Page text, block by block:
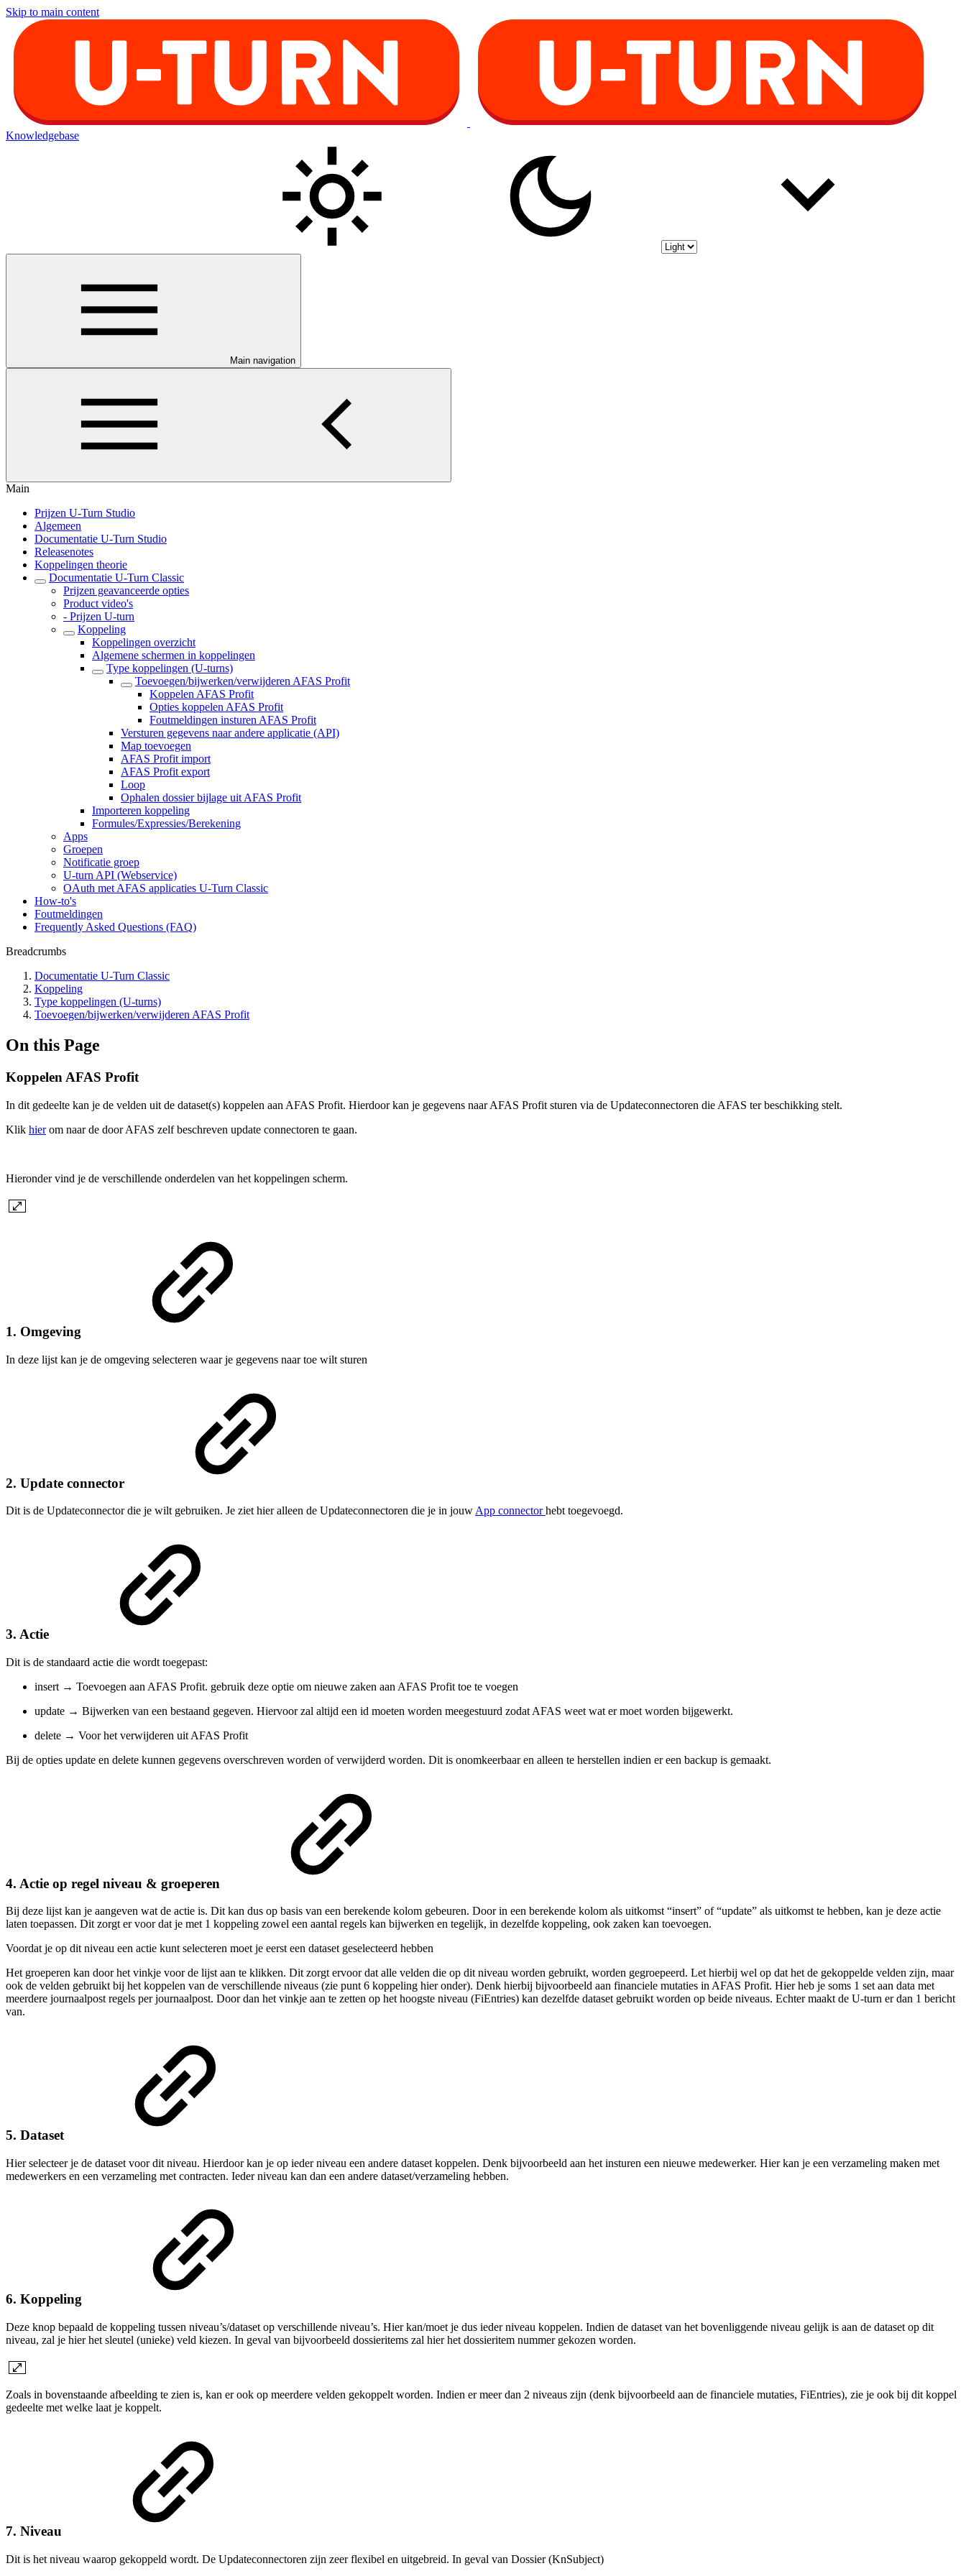
Skip to main content
Knowledgebase
Main navigation
Main
Prijzen U-Turn Studio
Algemeen
Documentatie U-Turn Studio
Releasenotes
Koppelingen theorie
Documentatie U-Turn Classic
Prijzen geavanceerde opties
Product video's
- Prijzen U-turn
Koppeling
Koppelingen overzicht
Algemene schermen in koppelingen
Type koppelingen (U-turns)
Toevoegen/bijwerken/verwijderen AFAS Profit
Koppelen AFAS Profit
Opties koppelen AFAS Profit
Foutmeldingen insturen AFAS Profit
Versturen gegevens naar andere applicatie (API)
Map toevoegen
AFAS Profit import
AFAS Profit export
Loop
Ophalen dossier bijlage uit AFAS Profit
Importeren koppeling
Formules/Expressies/Berekening
Apps
Groepen
Notificatie groep
U-turn API (Webservice)
OAuth met AFAS applicaties U-Turn Classic
How-to's
Foutmeldingen
Frequently Asked Questions (FAQ)
Breadcrumbs
Documentatie U-Turn Classic
Koppeling
Type koppelingen (U-turns)
Toevoegen/bijwerken/verwijderen AFAS Profit
On this Page
Koppelen AFAS Profit
In dit gedeelte kan je de velden uit de dataset(s) koppelen aan AFAS Profit. Hierdoor kan je gegevens naar AFAS Profit sturen via de Updateconnectoren die AFAS ter beschikking stelt.
Klik hierom naar de door AFAS zelf beschreven update connectoren te gaan.
Hieronder vind je de verschillende onderdelen van het koppelingen scherm.
1. Omgeving
In deze lijst kan je de omgeving selecteren waar je gegevens naar toe wilt sturen
2. Update connector
Dit is de Updateconnector die je wilt gebruiken. Je ziet hier alleen de Updateconnectoren die je in jouwApp connectorhebt toegevoegd.
3. Actie
Dit is de standaard actie die wordt toegepast:
insert → Toevoegen aan AFAS Profit. gebruik deze optie om nieuwe zaken aan AFAS Profit toe te voegen
update → Bijwerken van een bestaand gegeven. Hiervoor zal altijd een id moeten worden meegestuurd zodat AFAS weet wat er moet worden bijgewerkt.
delete → Voor het verwijderen uit AFAS Profit
Bij de opties update en delete kunnen gegevens overschreven worden of verwijderd worden. Dit is onomkeerbaar en alleen te herstellen indien er een backup is gemaakt.
4. Actie op regel niveau & groeperen
Bij deze lijst kan je aangeven wat de actie is. Dit kan dus op basis van een berekende kolom gebeuren. Door in een berekende kolom als uitkomst “insert” of “update” als uitkomst te hebben, kan je deze actie
laten toepassen. Dit zorgt er voor dat je met 1 koppeling zowel een aantal regels kan bijwerken en tegelijk, in dezelfde koppeling, ook zaken kan toevoegen.
Voordat je op dit niveau een actie kunt selecteren moet je eerst een dataset geselecteerd hebben
Het groeperen kan door het vinkje voor de lijst aan te klikken. Dit zorgt ervoor dat alle velden die op dit niveau worden gebruikt, worden gegroepeerd. Let hierbij wel op dat het de gekoppelde velden zijn, maar
ook de velden gebruikt bij het koppelen van de verschillende niveaus (zie punt 6 koppeling hier onder). Denk hierbij bijvoorbeeld aan financiele mutaties in AFAS Profit. Hier heb je soms 1 set aan data met
meerdere journaalpost regels per journaalpost. Door dan het vinkje aan te zetten op het hoogste niveau (FiEntries) kan dezelfde dataset gebruikt worden op beide niveaus. Echter maakt de U-turn er dan 1 bericht
van.
5. Dataset
Hier selecteer je de dataset voor dit niveau. Hierdoor kan je op ieder niveau een andere dataset koppelen. Denk bijvoorbeeld aan het insturen een nieuwe medewerker. Hier kan je een verzameling maken met
medewerkers en een verzameling met contracten. Ieder niveau kan dan een andere dataset/verzameling hebben.
6. Koppeling
Deze knop bepaald de koppeling tussen niveau’s/dataset op verschillende niveau’s. Hier kan/moet je dus ieder niveau koppelen. Indien de dataset van het bovenliggende niveau gelijk is aan de dataset op dit
niveau, zal je hier het sleutel (unieke) veld kiezen. In geval van bijvoorbeeld dossieritems zal hier het dossieritem nummer gekozen worden.
Zoals in bovenstaande afbeelding te zien is, kan er ook op meerdere velden gekoppelt worden. Indien er meer dan 2 niveaus zijn (denk bijvoorbeeld aan de financiele mutaties, FiEntries), zie je ook bij dit koppel
gedeelte met welke laat je koppelt.
7. Niveau
Dit is het niveau waarop gekoppeld wordt. De Updateconnectoren zijn zeer flexibel en uitgebreid. In geval van Dossier (KnSubject)